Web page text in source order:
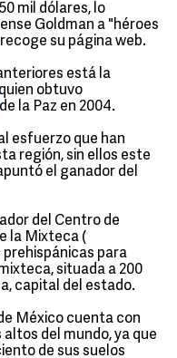
mil dólares, lo
Goldman a "héroes
su página web.
está la
obtuvo
de la Paz en 2004.
esfuerzo que han
región, sin ellos este
el ganador del
del Centro de
la Mixteca (
para
situada a 200
capital del estado.
México cuenta con
del mundo, ya que
de sus suelos